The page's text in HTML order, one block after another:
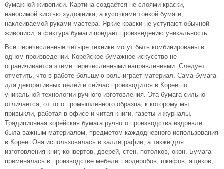
бумажной живописи. Картина создаётся не слоями краски,
наносимой кистью художника, а кусочками тонкой бумаги,
наклеиваемой руками мастера. Яркие краски не уступают обычной
живописи, а фактура бумаги придаёт произведению уникальность.
Все перечисленные четыре техники могут быть комбинированы в
одном произведении. Корейское бумажное искусство не
ограничивается этими перечисленными направлениями. Следует
отметить, что в работе большую роль играет материал. Сама бумага
для декоративных целей и сейчас производится в Корее по
уникальной технологии ручного изготовления. Эта бумага сильно
отличается, от того промышленного образца, к которому мы
привыкли, работая в офисе и читая книги, газеты и журналы.
Традиционная корейская бумага ручного производства издревле
была важным материалом, предметом каждодневного использования
в Корее. Она использовалась в каллиграфии, а также для
изготовления книг, конвертов, дверей, стен, потолков, окон. Бумага
применялась в производстве мебели: гардеробов, шкафов, ящиков;